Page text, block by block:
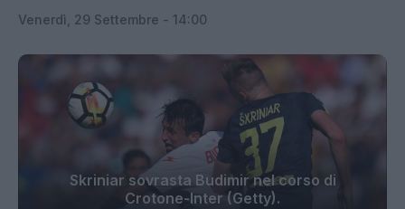
Venerdì, 29 Settembre - 14:00
Skriniar sovrasta Budimir nel corso di
Crotone-Inter (Getty).